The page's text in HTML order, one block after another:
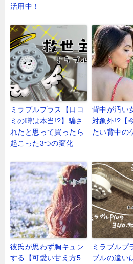
活用中！
ミラブルプラス【口コ
ミの噂は本当!?】騙さ
れたと思って買ったら
起こった3つの変化
背中が汚い
対象外!?【
たい背中の
彼氏が思わず胸キュン
する【可愛い甘え方5
ミラブルプ
ブルの違い